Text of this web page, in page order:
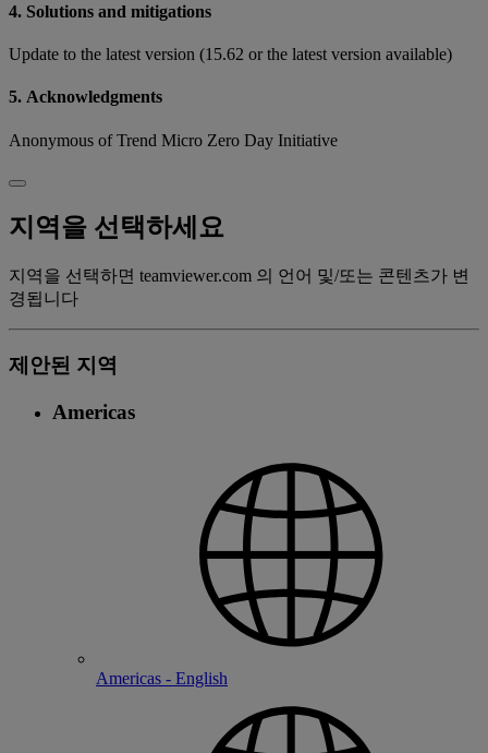
4. Solutions and mitigations
Update to the latest version (15.62 or the latest version available)
5. Acknowledgments
Anonymous of Trend Micro Zero Day Initiative
지역을 선택하세요
지역을 선택하면 teamviewer.com 의 언어 및/또는 콘텐츠가 변
경됩니다
제안된 지역
Americas
Americas - English